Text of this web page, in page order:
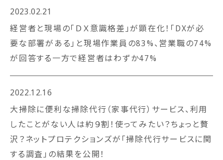
2023.02.21
経営者と現場の「ＤＸ意識格差」が顕在化！「DXが必
要な部署がある」と現場作業員の83%、営業職の74%
が回答する一方で経営者はわずか47%
2022.12.16
大掃除に便利な掃除代行（家事代行）サービス、利用
したことがない人は約９割！使ってみたい？ちょっと贅
沢？ネットプロテクションズが「掃除代行サービスに関
する調査」の結果を公開！